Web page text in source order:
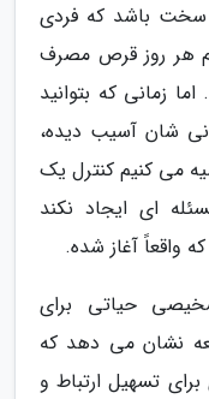
باشد که فردی
هر روز قرص مصرف
زمانی که بتوانید
شان آسیب دیده،
می کنیم کنترل یک
ای ایجاد نکند
واقعاً آغاز شده.
حیاتی برای
نشان می دهد که
تسهیل ارتباط و